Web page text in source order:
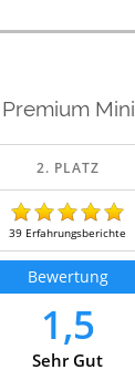
Mini
39 Erfahrungsberichte
Bewertung
1,5
Sehr Gut